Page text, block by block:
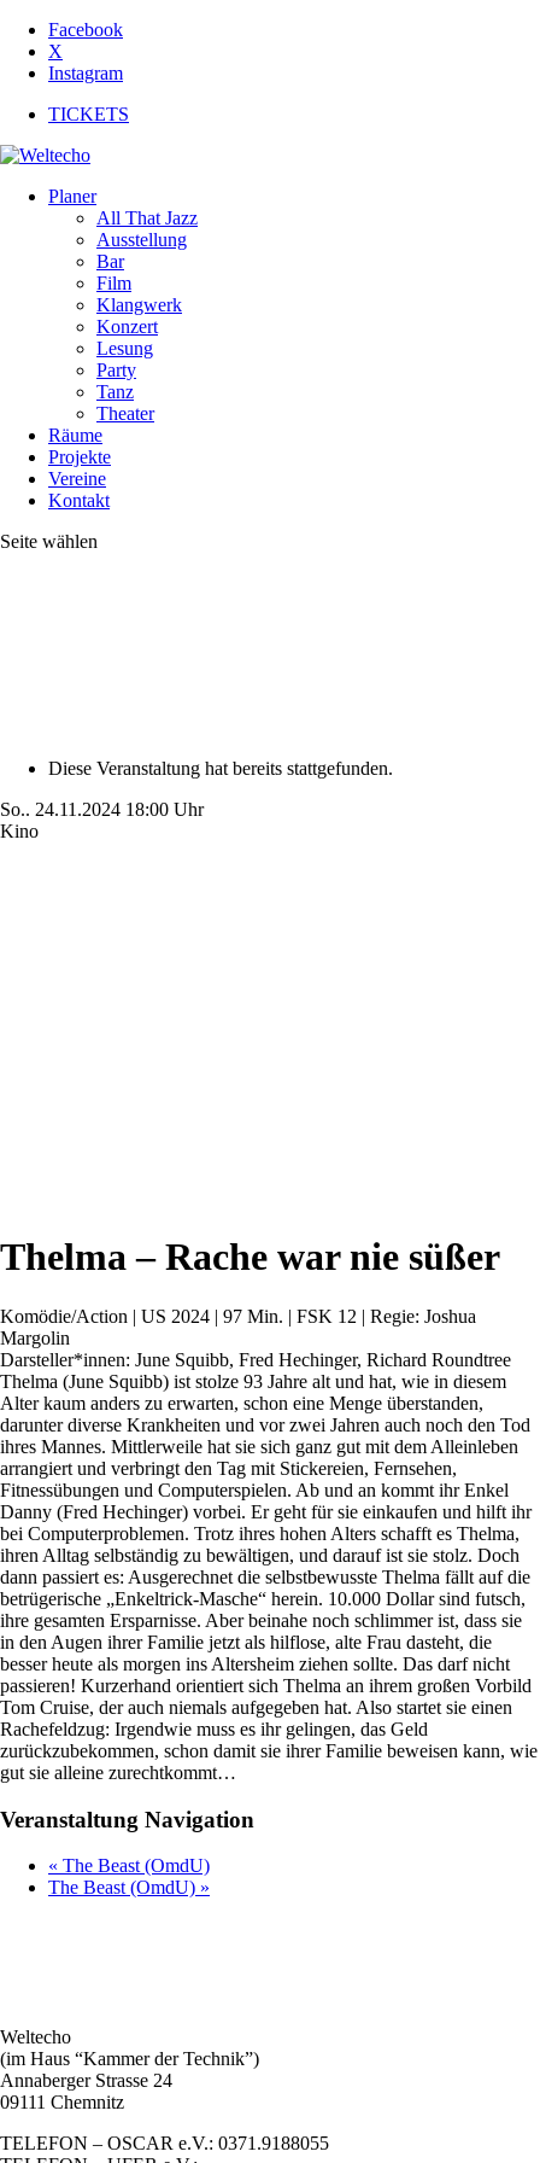
Facebook
X
Instagram
TICKETS
Planer
All That Jazz
Ausstellung
Bar
Film
Klangwerk
Konzert
Lesung
Party
Tanz
Theater
Räume
Projekte
Vereine
Kontakt
Seite wählen
Diese Veranstaltung hat bereits stattgefunden.
So.. 24.11.2024 18:00 Uhr
Kino
Thelma – Rache war nie süßer
Komödie/Action | US 2024 | 97 Min. | FSK 12 | Regie: Joshua
Margolin
Darsteller*innen: June Squibb, Fred Hechinger, Richard Roundtree
Thelma (June Squibb) ist stolze 93 Jahre alt und hat, wie in diesem
Alter kaum anders zu erwarten, schon eine Menge überstanden,
darunter diverse Krankheiten und vor zwei Jahren auch noch den Tod
ihres Mannes. Mittlerweile hat sie sich ganz gut mit dem Alleinleben
arrangiert und verbringt den Tag mit Stickereien, Fernsehen,
Fitnessübungen und Computerspielen. Ab und an kommt ihr Enkel
Danny (Fred Hechinger) vorbei. Er geht für sie einkaufen und hilft ihr
bei Computerproblemen. Trotz ihres hohen Alters schafft es Thelma,
ihren Alltag selbständig zu bewältigen, und darauf ist sie stolz. Doch
dann passiert es: Ausgerechnet die selbstbewusste Thelma fällt auf die
betrügerische „Enkeltrick-Masche“ herein. 10.000 Dollar sind futsch,
ihre gesamten Ersparnisse. Aber beinahe noch schlimmer ist, dass sie
in den Augen ihrer Familie jetzt als hilflose, alte Frau dasteht, die
besser heute als morgen ins Altersheim ziehen sollte. Das darf nicht
passieren! Kurzerhand orientiert sich Thelma an ihrem großen Vorbild
Tom Cruise, der auch niemals aufgegeben hat. Also startet sie einen
Rachefeldzug: Irgendwie muss es ihr gelingen, das Geld
zurückzubekommen, schon damit sie ihrer Familie beweisen kann, wie
gut sie alleine zurechtkommt…
Veranstaltung Navigation
« The Beast (OmdU)
The Beast (OmdU) »
Weltecho
(im Haus “Kammer der Technik”)
Annaberger Strasse 24
09111 Chemnitz
TELEFON – OSCAR e.V.: 0371.9188055